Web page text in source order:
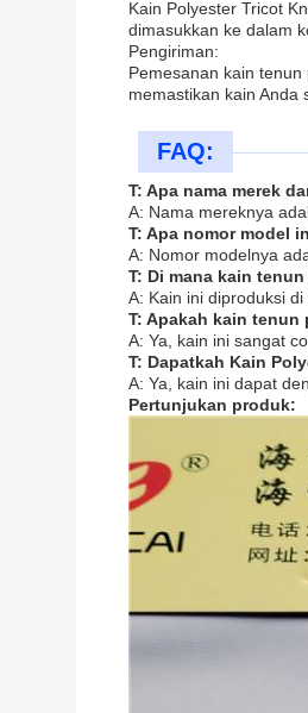
Kain Polyester Tricot
dimasukkan ke dalam
Pengiriman:
Pemesanan kain
memastikan kain Anda
FAQ:
T: Apa nama merek
A: Nama mereknya
T: Apa nomor model
A: Nomor modelnya
T: Di mana kain
A: Kain ini diproduksi di
T: Apakah kain
A: Ya, kain ini sangat
T: Dapatkah Kain
A: Ya, kain ini dapat
Pertunjukan produk: